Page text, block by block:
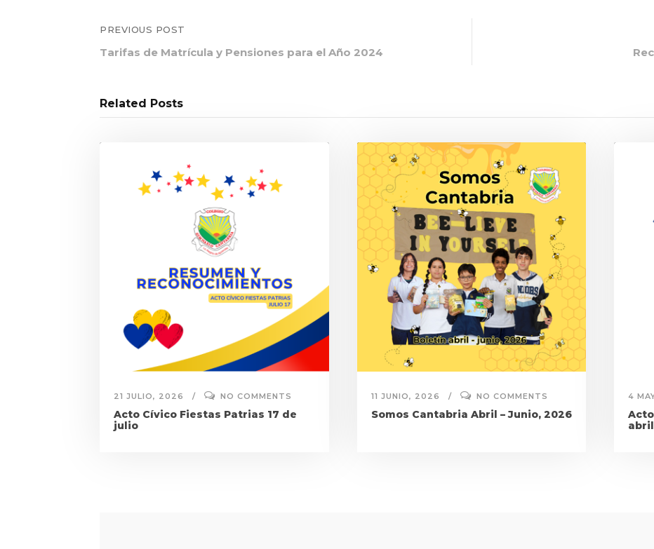
PREVIOUS POST
Tarifas de Matrícula y Pensiones para el Año 2024
Related Posts
21 JULIO, 2026 NO COMMENTS
Acto Cívico Fiestas Patrias 17 de
julio
11 JUNIO, 2026 NO COMMENTS
Somos Cantabria Abril – Junio, 2026
4
abril